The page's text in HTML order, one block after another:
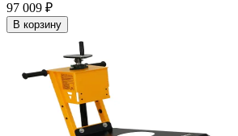
97 009 ₽
В корзину